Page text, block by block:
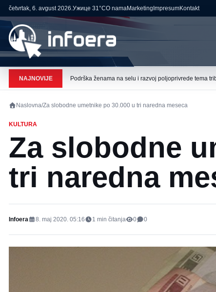
četvrtak, 6. avgust 2026.Ужице 31°CO namaMarketing ImpresumKontakt
NAJNOVIJE Podrška ženama na selu i razvoj poljoprivrede tema
Naslovna/Za slobodne umetnike po 30.000 u tri naredna meseca
KULTURA
Za slobodne
tri naredna
Infoera 8. maj 2020. 05:16 1 min čitanja 0 0